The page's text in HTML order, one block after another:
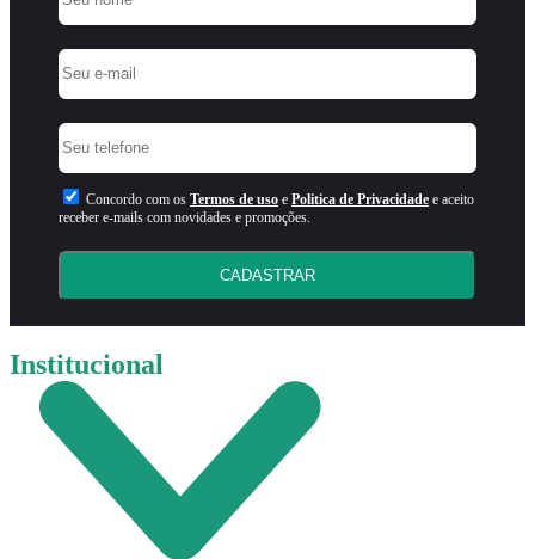
Concordo com os Termos de uso e Politica de Privacidade e aceito
receber e-mails com novidades e promoções.
CADASTRAR
Institucional